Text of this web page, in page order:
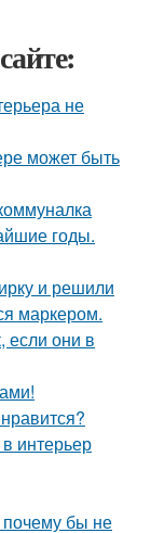
не
может быть
годы.
и решили
маркером.
если они в
интерьер
почему бы не